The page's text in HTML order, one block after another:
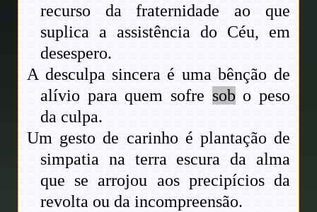
recurso da fraternidade ao que
suplica a assistência do Céu, em
desespero.
A desculpa sincera é uma bênção de
alívio para quem sofre sob o peso
da culpa.
Um gesto de carinho é plantação de
simpatia na terra escura da alma
que se arrojou aos precipícios da
revolta ou da incompreensão.